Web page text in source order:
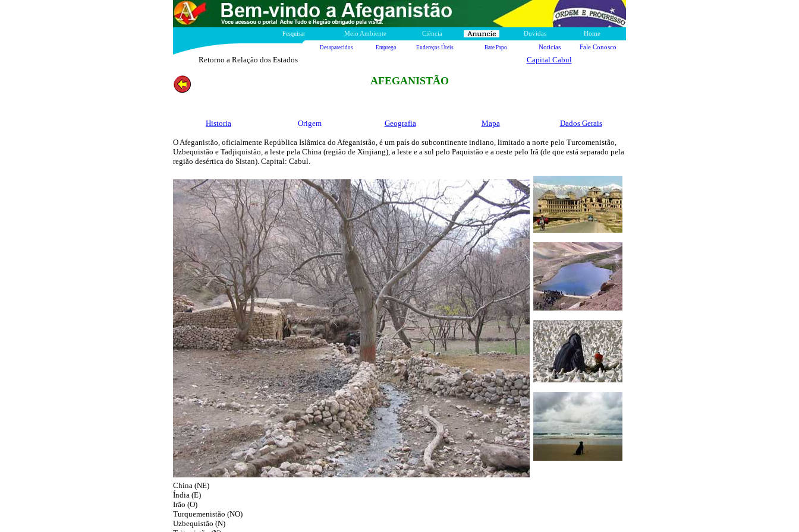
Pesquisar Meio Ambiente Ciência Duvidas Home
Desaparecidos Emprego Endereços Úteis Bate Papo Noticias Fale Conosco
Retorno a Relação dos Estados Capital Cabul
AFEGANISTÃO
Historia Origem Geografia Mapa Dados Gerais
O Afeganistão, oficialmente República Islâmica do Afeganistão, é um país do subcontinente indiano, limitado a norte pelo Turcomenistão,
Uzbequistão e Tadjiquistão, a leste pela China (região de Xinjiang), a leste e a sul pelo Paquistão e a oeste pelo Irã (de que está separado pela
região desértica do Sistan). Capital: Cabul.
China (NE)
Índia (E)
Irão (O)
Turquemenistão (NO)
Uzbequistão (N)